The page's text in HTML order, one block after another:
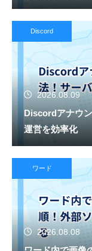
Discord
2026.08.09
Discordアナウ
運営を効率化
ワード
2026.08.08